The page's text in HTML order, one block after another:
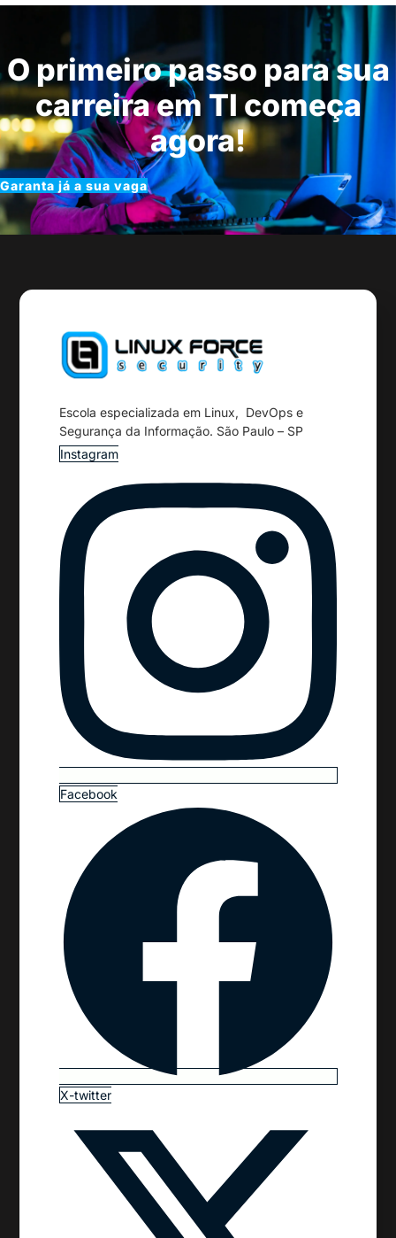
O primeiro passo para sua
carreira em TI começa
agora!
Garanta já a sua vaga
Escola especializada em Linux, DevOps e
Segurança da Informação. São Paulo – SP
Instagram
Facebook
X-twitter